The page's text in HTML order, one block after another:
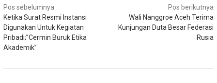
Navigasi
pos
Pos sebelumnya
Ketika Surat Resmi Instansi
Digunakan Untuk Kegiatan
Pribadi;”Cermin Buruk Etika
Akademik”
Pos berikutnya
Wali Nanggroe Aceh Terima
Kunjungan Duta Besar Federasi
Rusia